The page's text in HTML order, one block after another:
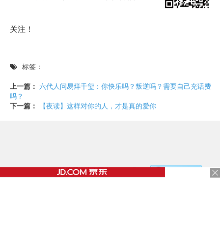
关注！
标签：
上一篇： 六代人问易烊千玺：你快乐吗？叛逆吗？需要自己充话费
吗？
下一篇：
【夜读】这样对你的人，才是真的爱你
©2017 - 2020 / 信息看 /粤ICP备17153186号-2，